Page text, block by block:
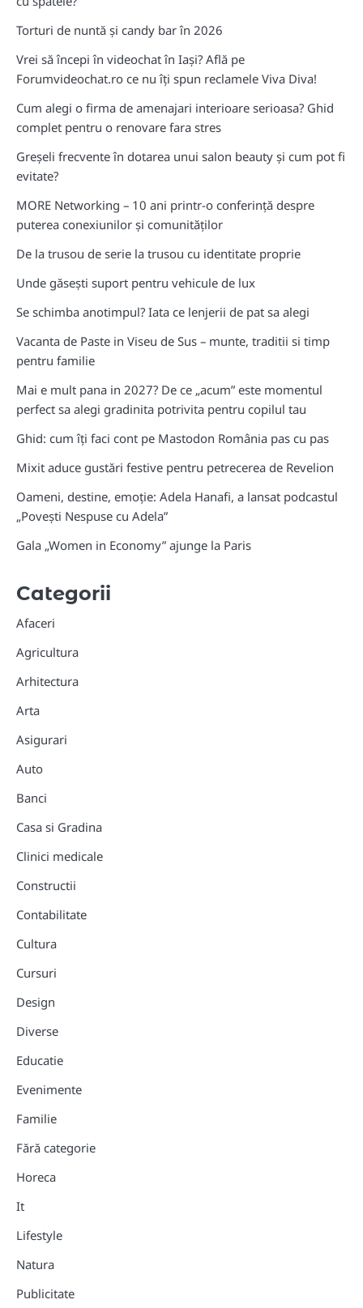
Torturi de nuntă și candy bar în 2026
Vrei să începi în videochat în Iași? Află pe
Forumvideochat.ro ce nu îți spun reclamele Viva Diva!
Cum alegi o firma de amenajari interioare serioasa? Ghid
complet pentru o renovare fara stres
Greșeli frecvente în dotarea unui salon beauty și cum pot fi
evitate?
MORE Networking – 10 ani printr-o conferință despre
puterea conexiunilor și comunităților
De la trusou de serie la trusou cu identitate proprie
Unde găsești suport pentru vehicule de lux
Se schimba anotimpul? Iata ce lenjerii de pat sa alegi
Vacanta de Paste in Viseu de Sus – munte, traditii si timp
pentru familie
Mai e mult pana in 2027? De ce „acum” este momentul
perfect sa alegi gradinita potrivita pentru copilul tau
Ghid: cum îți faci cont pe Mastodon România pas cu pas
Mixit aduce gustări festive pentru petrecerea de Revelion
Oameni, destine, emoție: Adela Hanafi, a lansat podcastul
„Povești Nespuse cu Adela”
Gala „Women in Economy” ajunge la Paris
Categorii
Afaceri
Agricultura
Arhitectura
Arta
Asigurari
Auto
Banci
Casa si Gradina
Clinici medicale
Constructii
Contabilitate
Cultura
Cursuri
Design
Diverse
Educatie
Evenimente
Familie
Fără categorie
Horeca
It
Lifestyle
Natura
Publicitate